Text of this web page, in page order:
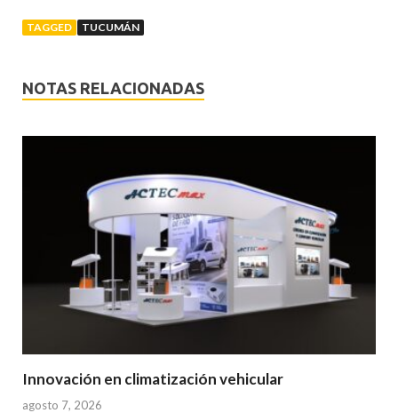
TAGGED TUCUMÁN
NOTAS RELACIONADAS
Innovación en climatización vehicular
agosto 7, 2026